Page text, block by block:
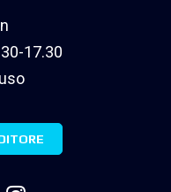
17.30